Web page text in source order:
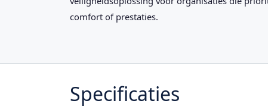
comfort of prestaties.
Specificaties